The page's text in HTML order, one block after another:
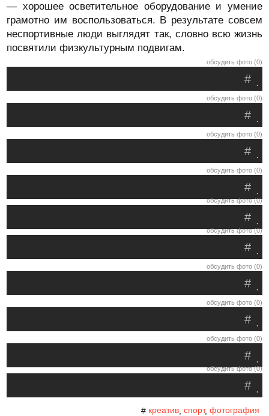
— хорошее осветительное оборудование и умение
грамотно им воспользоваться. В результате совсем
неспортивные люди выглядят так, словно всю жизнь
посвятили физкультурным подвигам.
обсудить фото (0)
.
#
обсудить фото (0)
.
#
обсудить фото (0)
.
#
обсудить фото (0)
.
#
обсудить фото (0)
.
#
обсудить фото (0)
.
#
обсудить фото (0)
.
#
обсудить фото (0)
.
#
обсудить фото (0)
.
#
обсудить фото (0)
.
#
# креатив, спорт, фотография